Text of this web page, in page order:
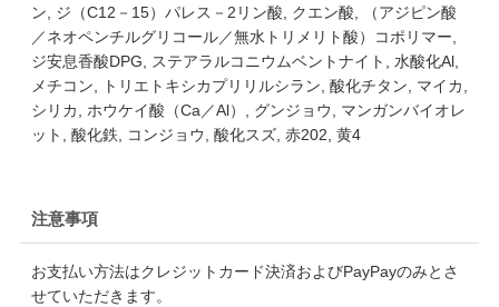
ン, ジ（C12－15）パレス－2リン酸, クエン酸, （アジピン酸
／ネオペンチルグリコール／無水トリメリト酸）コポリマー,
ジ安息香酸DPG, ステアラルコニウムベントナイト, 水酸化Al,
メチコン, トリエトキシカプリリルシラン, 酸化チタン, マイカ,
シリカ, ホウケイ酸（Ca／Al）, グンジョウ, マンガンバイオレ
ット, 酸化鉄, コンジョウ, 酸化スズ, 赤202, 黄4
注意事項
お支払い方法はクレジットカード決済およびPayPayのみとさ
せていただきます。